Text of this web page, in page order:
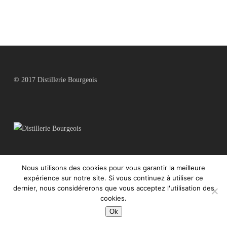
© 2017 Distillerie Bourgeois
Mentions Légales
Nous utilisons des cookies pour vous garantir la meilleure
expérience sur notre site. Si vous continuez à utiliser ce
dernier, nous considérerons que vous acceptez l'utilisation des
cookies.
Ok